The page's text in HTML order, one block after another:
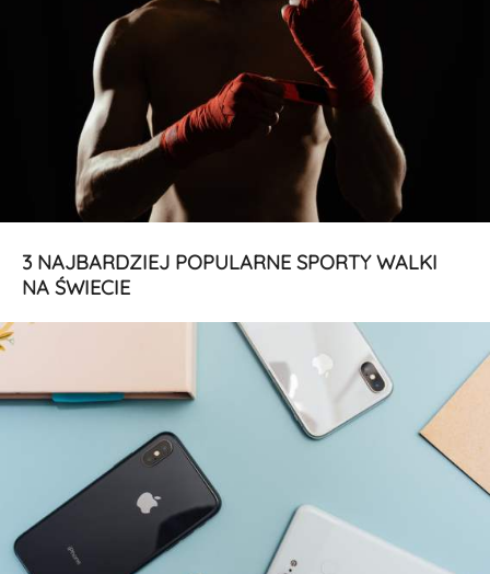
3 NAJBARDZIEJ POPULARNE SPORTY WALKI
NA ŚWIECIE